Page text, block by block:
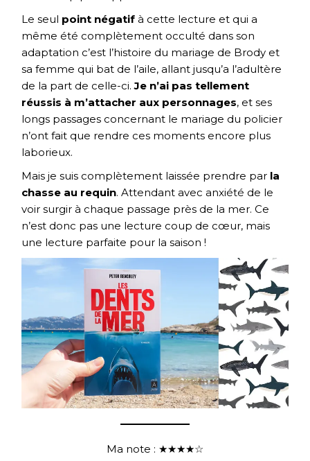
Le seul point négatif à cette lecture et qui a
même été complètement occulté dans son
adaptation c’est l’histoire du mariage de Brody et
sa femme qui bat de l’aile, allant jusqu’a l’adultère
de la part de celle-ci.Je n’ai pas tellement
réussis à m’attacher aux personnages, et ses
longs passages concernant le mariage du policier
n’ont fait que rendre ces moments encore plus
laborieux.
Mais je suis complètement laissée prendre par la
chasse au requin. Attendant avec anxiété de le
voir surgir à chaque passage près de la mer. Ce
n’est donc pas une lecture coup de cœur, mais
une lecture parfaite pour la saison !
Ma note : ★★★★☆